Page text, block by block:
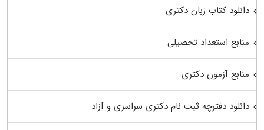
دانلود کتاب زبان دکتری
منابع استعداد تحصیلی
منابع آزمون دکتری
دانلود دفترچه ثبت نام دکتری سراسری و آزاد